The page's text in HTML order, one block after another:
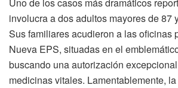
Uno de los casos más dramáticos
involucra a dos adultos mayores de 87
Sus familiares acudieron a las oficinas
Nueva EPS, situadas en el
buscando una autorización
medicinas vitales. Lamentablemente,